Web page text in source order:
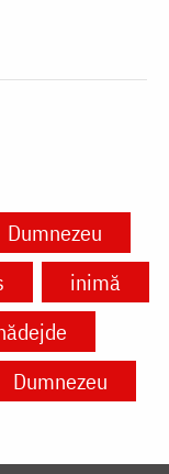
Dumnezeu
inimă
Dumnezeu